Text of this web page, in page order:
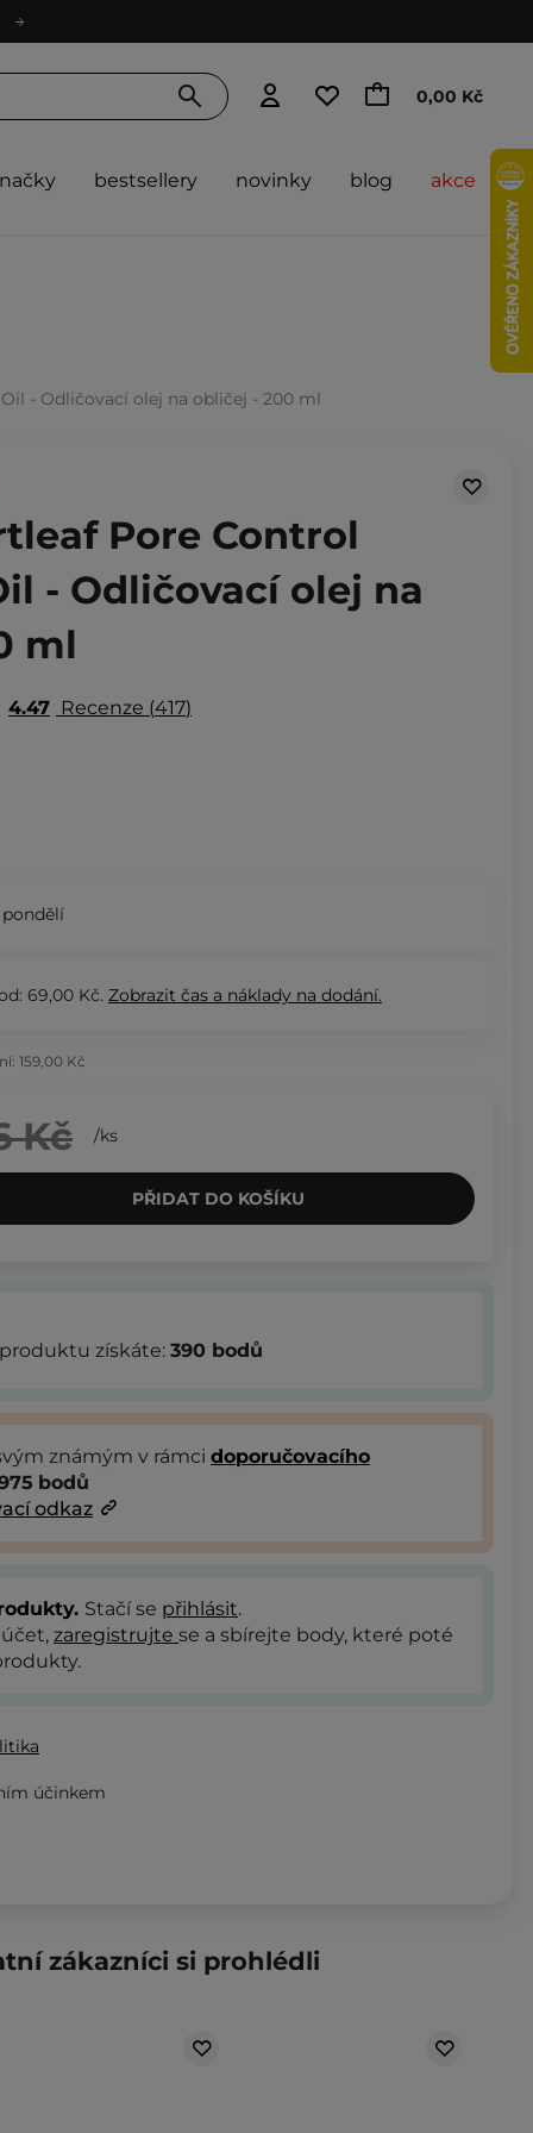
0,00 Kč
bestsellery novinky blog akce
- Odličovací olej na obličej - 200 ml
Pore Control
- Odličovací olej na
ml
4.47 Recenze 417
69,00 Kč. Zobrazit čas a náklady na dodání.
159,00 Kč
Kč /ks
PŘIDAT DO KOŠÍKU
získáte: 390 bodů
známým v rámci doporučovacího
bodů
odkaz
Stačí se přihlásit.
zaregistrujte se a sbírejte body, které poté
účinkem
zákazníci si prohlédli